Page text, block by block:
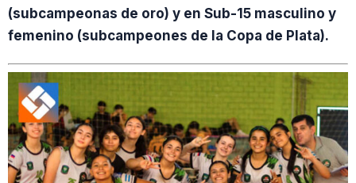
(subcampeonas de oro) y en Sub-15 masculino y
femenino (subcampeones de la Copa de Plata).